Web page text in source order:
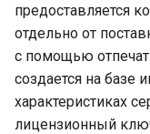
LUNA PLATFORM
LUNA PLATFORM
LUNA PLATFORM
предоставляется
отдельно от
с помощью
создается на базе
характеристиках
лицензионный